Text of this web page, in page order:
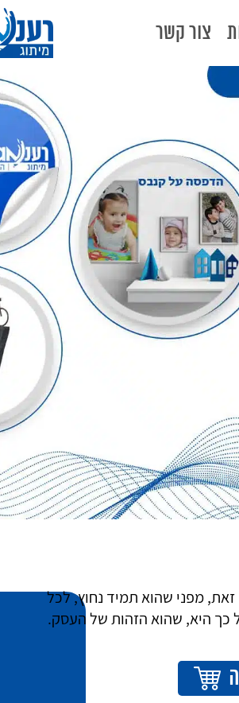
צור קשר
זאת, מפני שהוא תמיד נחוץ, לכל
כך היא, שהוא הזהות של העסק.